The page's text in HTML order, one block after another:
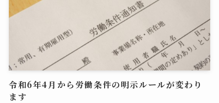
令和6年4月から労働条件の明示ルールが変わり
ます